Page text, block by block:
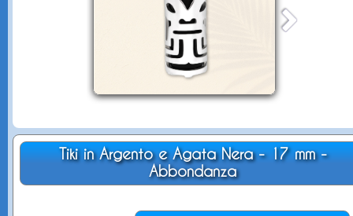
Tiki in Argento e Agata Nera - 17 mm -
Abbondanza